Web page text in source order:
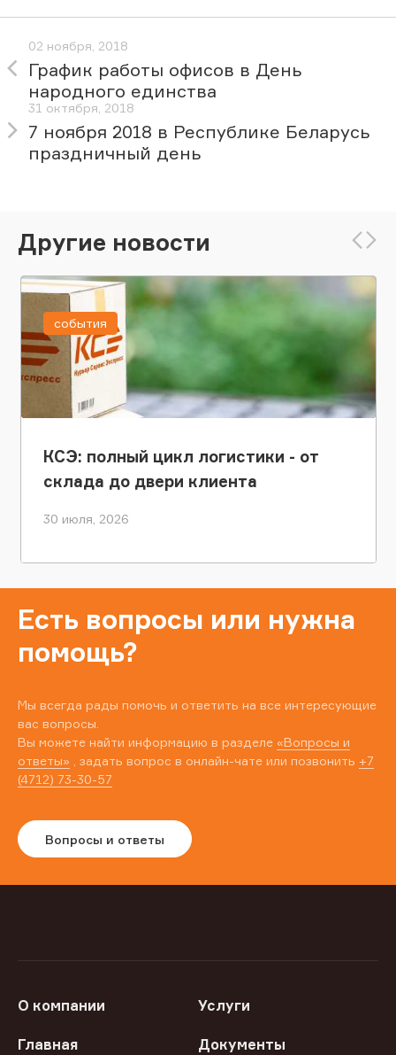
02 ноября, 2018
График работы офисов в День
народного единства
31 октября, 2018
7 ноября 2018 в Республике Беларусь
праздничный день
Другие новости
КСЭ: полный цикл логистики - от
склада до двери клиента
30 июля, 2026
события
Есть вопросы или нужна
помощь?
Мы всегда рады помочь и ответить на все интересующие
вас вопросы.
Вы можете найти информацию в разделе «Вопросы и
ответы» , задать вопрос в онлайн-чате или позвонить +7
(4712) 73-30-57
Вопросы и ответы
О компании Услуги
Главная Документы